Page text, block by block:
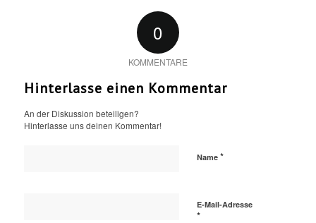
0
KOMMENTARE
Hinterlasse einen Kommentar
An der Diskussion beteiligen?
Hinterlasse uns deinen Kommentar!
Name *
E-Mail-Adresse
*